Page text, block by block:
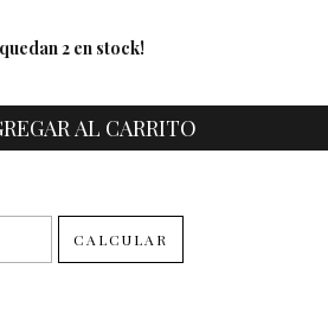
2 en stock!
CALCULAR